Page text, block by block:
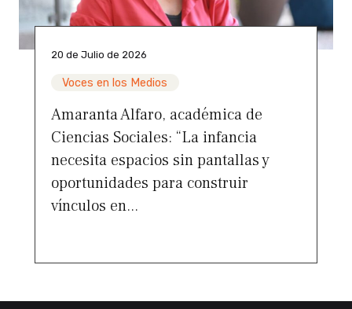
20 de Julio de 2026
Voces en los Medios
Amaranta Alfaro, académica de
Ciencias Sociales: “La infancia
necesita espacios sin pantallas y
oportunidades para construir
vínculos en...